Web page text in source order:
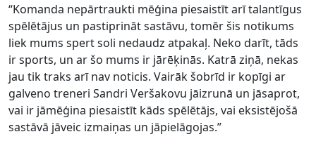
“Komanda nepārtraukti mēģina piesaistīt arī talantīgus
spēlētājus un pastiprināt sastāvu, tomēr šis notikums
liek mums spert soli nedaudz atpakaļ. Neko darīt, tāds
ir sports, un ar šo mums ir jārēķinās. Katrā ziņā, nekas
jau tik traks arī nav noticis. Vairāk šobrīd ir kopīgi ar
galveno treneri Sandri Veršakovu jāizrunā un jāsaprot,
vai ir jāmēģina piesaistīt kāds spēlētājs, vai eksistējošā
sastāvā jāveic izmaiņas un jāpielāgojas.”